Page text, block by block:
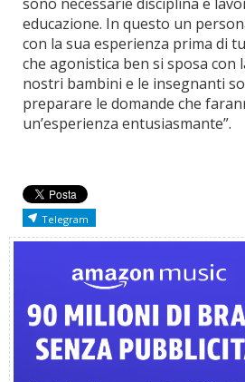
educazione. In questo un
con la sua esperienza prima di
che agonistica ben si sposa con
nostri bambini e le insegnanti
preparare le domande che
un’esperienza entusiasmante”.
Telegram